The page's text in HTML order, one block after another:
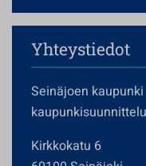
Yhteystiedot
Seinäjoen kaupunki
Kirkkokatu 6